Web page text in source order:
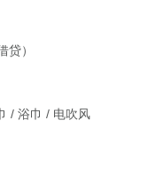
贷）
/ 浴巾 / 电吹风